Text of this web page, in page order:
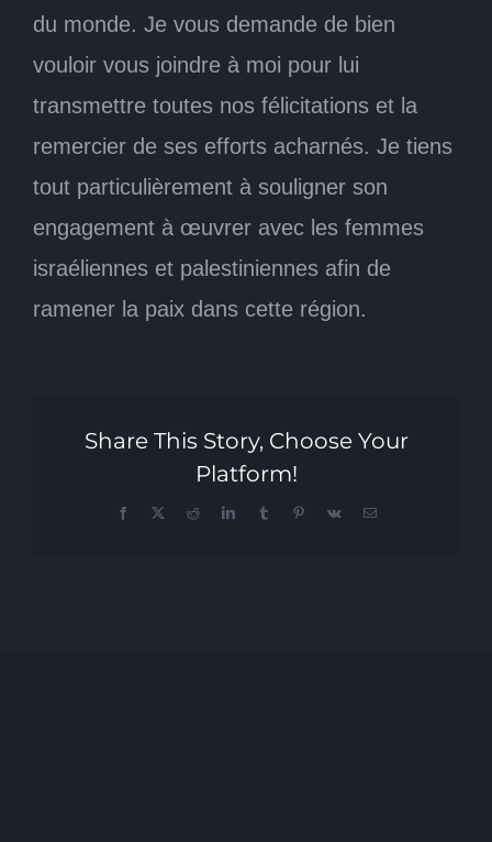
du monde. Je vous demande de bien
vouloir vous joindre à moi pour lui
transmettre toutes nos félicitations et la
remercier de ses efforts acharnés. Je tiens
tout particulièrement à souligner son
engagement à œuvrer avec les femmes
israéliennes et palestiniennes afin de
ramener la paix dans cette région.
Share This Story, Choose Your
Platform!
Facebook
X RedditLinkedInTumblrPinterestVk Email